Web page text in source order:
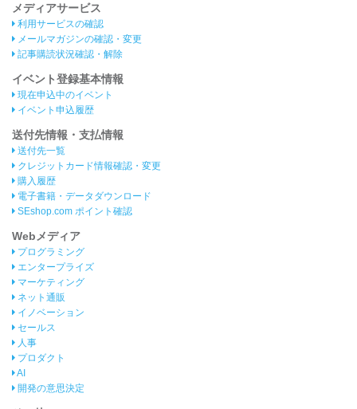
メディアサービス
利用サービスの確認
メールマガジンの確認・変更
記事購読状況確認・解除
イベント登録基本情報
現在申込中のイベント
イベント申込履歴
送付先情報・支払情報
送付先一覧
クレジットカード情報確認・変更
購入履歴
電子書籍・データダウンロード
SEshop.com ポイント確認
Webメディア
プログラミング
エンタープライズ
マーケティング
ネット通販
イノベーション
セールス
人事
プロダクト
AI
開発の意思決定